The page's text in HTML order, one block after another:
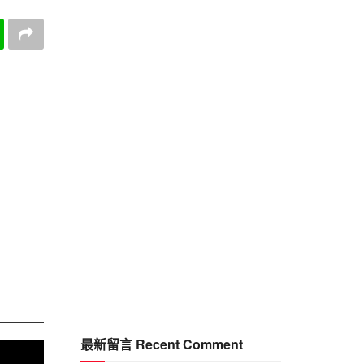
最新留言 Recent Comment